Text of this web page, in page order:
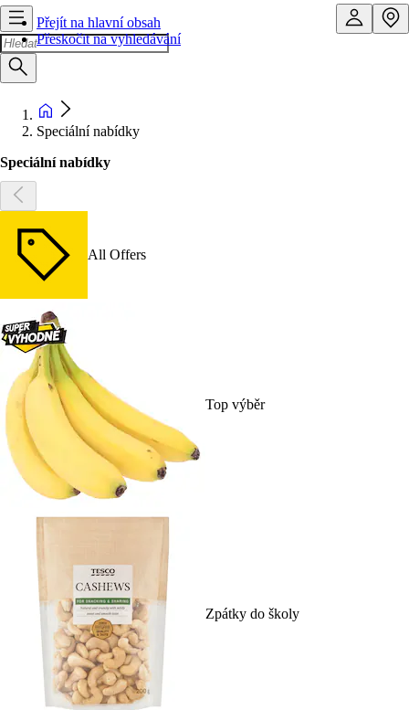
Přejít na hlavní obsah
Přeskočit na vyhledávání
Speciální nabídky
Speciální nabídky
All Offers
Top výběr
Zpátky do školy